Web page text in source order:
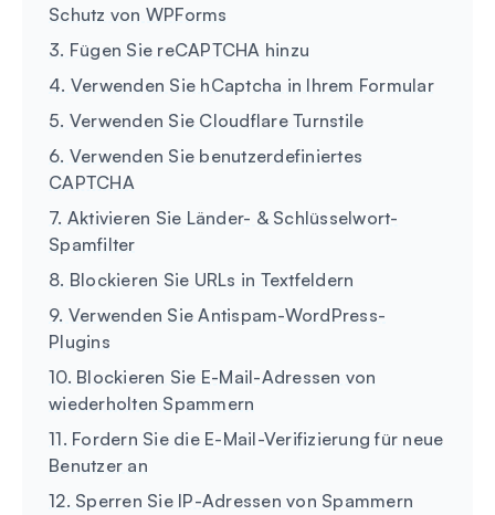
Schutz von WPForms
3. Fügen Sie reCAPTCHA hinzu
4. Verwenden Sie hCaptcha in Ihrem Formular
5. Verwenden Sie Cloudflare Turnstile
6. Verwenden Sie benutzerdefiniertes
CAPTCHA
7. Aktivieren Sie Länder- & Schlüsselwort-
Spamfilter
8. Blockieren Sie URLs in Textfeldern
9. Verwenden Sie Antispam-WordPress-
Plugins
10. Blockieren Sie E-Mail-Adressen von
wiederholten Spammern
11. Fordern Sie die E-Mail-Verifizierung für neue
Benutzer an
12. Sperren Sie IP-Adressen von Spammern